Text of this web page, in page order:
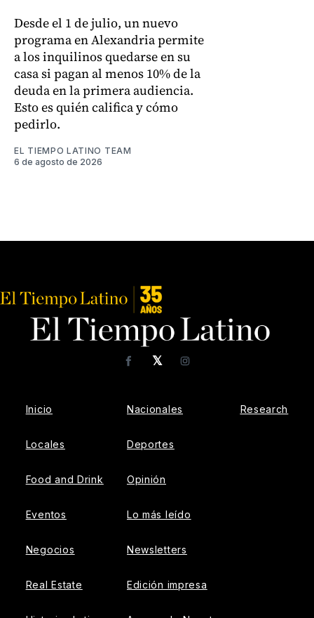
Desde el 1 de julio, un nuevo
programa en Alexandria permite
a los inquilinos quedarse en su
casa si pagan al menos 10% de la
deuda en la primera audiencia.
Esto es quién califica y cómo
pedirlo.
EL TIEMPO LATINO TEAM
6 de agosto de 2026
𝕏
FacebookInstagram
Inicio
Locales
Food and Drink
Eventos
Negocios
Real Estate
Nacionales
Deportes
Opinión
Lo más leído
Newsletters
Edición impresa
Research